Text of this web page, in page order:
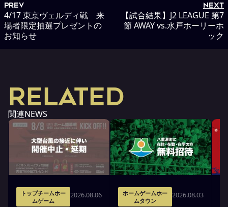
PREV
4/17 東京ヴェルディ戦 来
場者限定抽選プレゼントの
お知らせ
NEXT
【試合結果】J2 LEAGUE 第7
節 AWAY vs.水戸ホーリーホ
ック
RELATED
関連NEWS
トップチームホー
ムゲーム
2026.08.06
ホームゲームホー
ムタウン
2026.08.03